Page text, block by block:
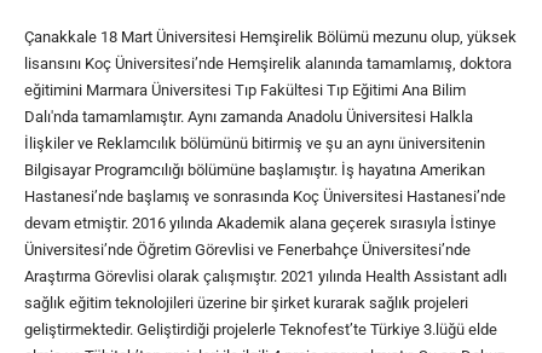
Çanakkale 18 Mart Üniversitesi Hemşirelik Bölümü mezunu olup, yüksek
lisansını Koç Üniversitesi’nde Hemşirelik alanında tamamlamış, doktora
eğitimini Marmara Üniversitesi Tıp Fakültesi Tıp Eğitimi Ana Bilim
Dalı'nda tamamlamıştır. Aynı zamanda Anadolu Üniversitesi Halkla
İlişkiler ve Reklamcılık bölümünü bitirmiş ve şu an aynı üniversitenin
Bilgisayar Programcılığı bölümüne başlamıştır. İş hayatına Amerikan
Hastanesi’nde başlamış ve sonrasında Koç Üniversitesi Hastanesi’nde
devam etmiştir. 2016 yılında Akademik alana geçerek sırasıyla İstinye
Üniversitesi’nde Öğretim Görevlisi ve Fenerbahçe Üniversitesi’nde
Araştırma Görevlisi olarak çalışmıştır. 2021 yılında Health Assistant adlı
sağlık eğitim teknolojileri üzerine bir şirket kurarak sağlık projeleri
geliştirmektedir. Geliştirdiği projelerle Teknofest’te Türkiye 3.lüğü elde